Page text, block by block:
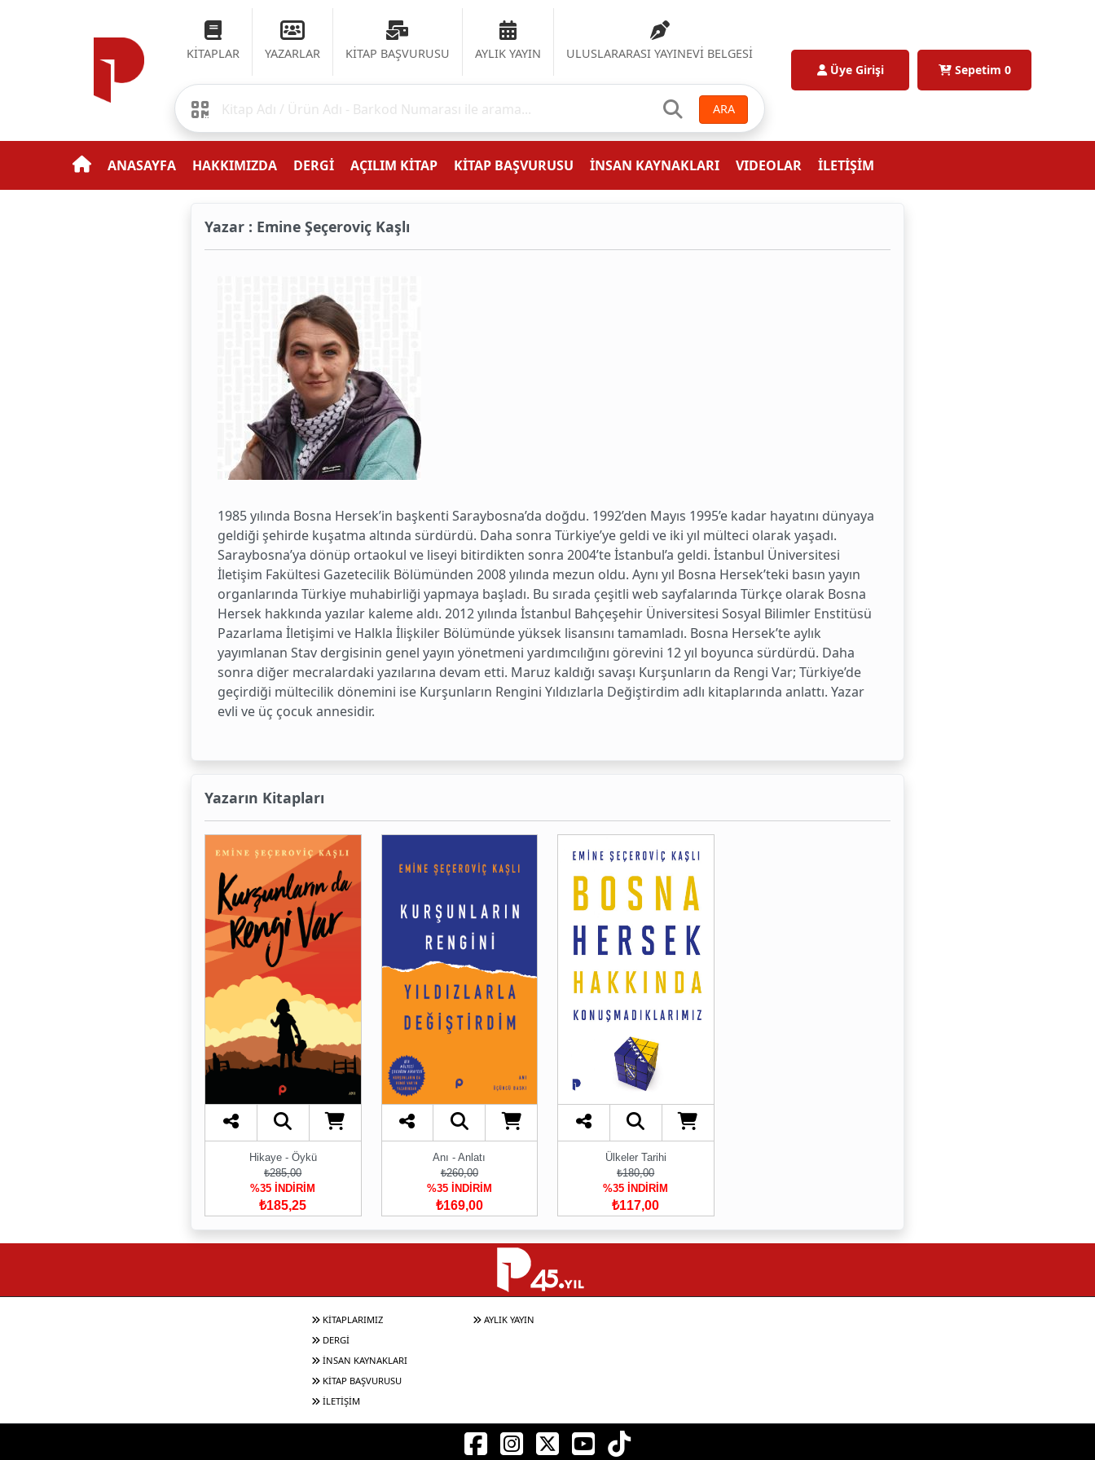
KİTAPLAR YAZARLAR KİTAP BAŞVURUSU AYLIK YAYIN ULUSLARARASI YAYINEVİ BELGESİ
ARA
Üye Girişi Sepetim 0
ANASAYFA HAKKIMIZDA DERGİ AÇILIM KİTAP KİTAP BAŞVURUSU İNSAN KAYNAKLARI VIDEOLAR İLETİŞİM
Yazar : Emine Şeçeroviç Kaşlı
1985 yılında Bosna Hersek’in başkenti Saraybosna’da doğdu. 1992’den Mayıs 1995’e kadar hayatını dünyaya
geldiği şehirde kuşatma altında sürdürdü. Daha sonra Türkiye’ye geldi ve iki yıl mülteci olarak yaşadı.
Saraybosna’ya dönüp ortaokul ve liseyi bitirdikten sonra 2004’te İstanbul’a geldi. İstanbul Üniversitesi
İletişim Fakültesi Gazetecilik Bölümünden 2008 yılında mezun oldu. Aynı yıl Bosna Hersek’teki basın yayın
organlarında Türkiye muhabirliği yapmaya başladı. Bu sırada çeşitli web sayfalarında Türkçe olarak Bosna
Hersek hakkında yazılar kaleme aldı. 2012 yılında İstanbul Bahçeşehir Üniversitesi Sosyal Bilimler Enstitüsü
Pazarlama İletişimi ve Halkla İlişkiler Bölümünde yüksek lisansını tamamladı. Bosna Hersek’te aylık
yayımlanan Stav dergisinin genel yayın yönetmeni yardımcılığını görevini 12 yıl boyunca sürdürdü. Daha
sonra diğer mecralardaki yazılarına devam etti. Maruz kaldığı savaşı Kurşunların da Rengi Var; Türkiye’de
geçirdiği mültecilik dönemini ise Kurşunların Rengini Yıldızlarla Değiştirdim adlı kitaplarında anlattı. Yazar
evli ve üç çocuk annesidir.
Yazarın Kitapları
Hikaye - Öykü
₺285,00
%35 İNDİRİM
₺185,25
Anı - Anlatı
₺260,00
%35 İNDİRİM
₺169,00
Ülkeler Tarihi
₺180,00
%35 İNDİRİM
₺117,00
KİTAPLARIMIZ
DERGİ
İNSAN KAYNAKLARI
KİTAP BAŞVURUSU
İLETİŞİM
AYLIK YAYIN